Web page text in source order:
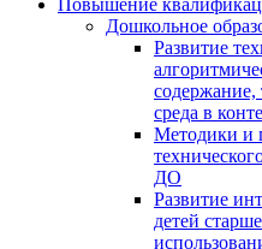
Повышение
Дошкольное
Развитие
содержание,
среда в
Методики и
ДО
Развитие
детей